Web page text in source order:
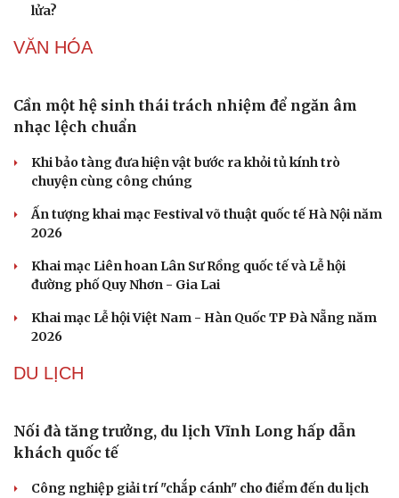
Giá cà phê hôm nay 8/8: Giá cà phê trong nước ổn định
Buôn lậu, hàng giả diễn biến phức tạp, xử lý gần 68.000
QUÂN SỰ - QUỐC PHÒNG
Tham vọng robot hóa quân đội, Ukraine đau đầu
với “ma trận” 550 biến thể
Đức tăng tốc chương trình UAV chiến đấu thông qua hợp
tác với Rolls-Royce
Tên lửa đạn đạo Nga khoét sâu lỗ hổng phòng không
Ukraine
Ban hành danh mục trang thiết bị phục vụ ứng phó tình
trạng khẩn cấp
Vì sao ông Trump “nóng mặt” trước tin Mỹ thiếu tên
VĂN HÓA
Cần một hệ sinh thái trách nhiệm để ngăn âm